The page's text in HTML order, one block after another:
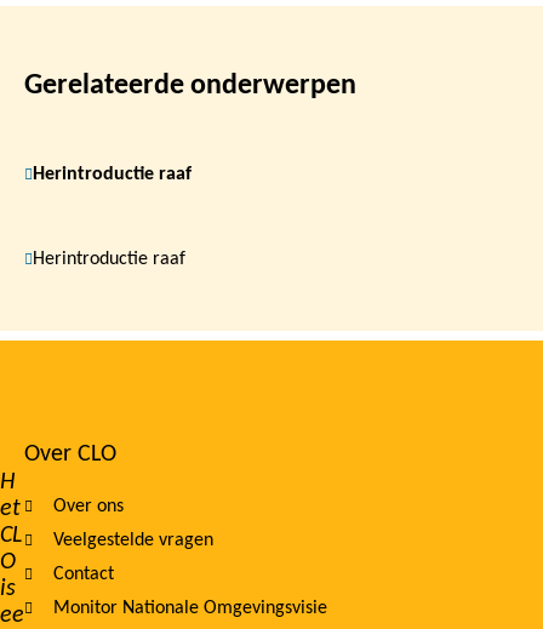
Gerelateerde onderwerpen
Herintroductie raaf
Herintroductie raaf
H
et
CL
O
is
ee
Footer
navigation
Over CLO
Over ons
Veelgestelde vragen
Contact
Monitor Nationale Omgevingsvisie